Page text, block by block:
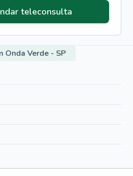
teleconsulta
Onda Verde - SP